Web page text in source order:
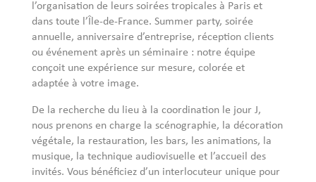
l’organisation de leurs soirées tropicales à Paris et
dans toute l’Île-de-France. Summer party, soirée
annuelle, anniversaire d’entreprise, réception clients
ou événement après un séminaire : notre équipe
conçoit une expérience sur mesure, colorée et
adaptée à votre image.
De la recherche du lieu à la coordination le jour J,
nous prenons en charge la scénographie, la décoration
végétale, la restauration, les bars, les animations, la
musique, la technique audiovisuelle et l’accueil des
invités. Vous bénéficiez d’un interlocuteur unique pour